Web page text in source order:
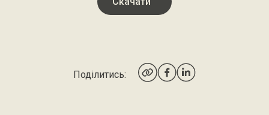
Поділитись: